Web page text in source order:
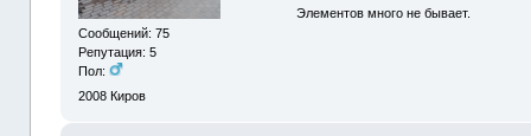
Сообщений: 75
Репутация: 5
Пол:
2008 Киров
Элементов много не бывает.